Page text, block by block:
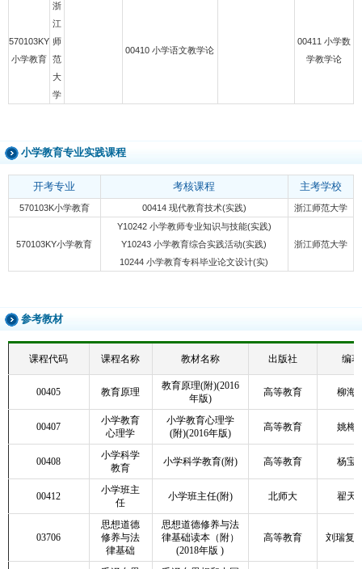
570103KY
小学教育
浙
江
师
范
大
学
00410 小学语文教学论
00411 小学数
学教学论
小学教育专业实践课程
开考专业 考核课程 主考学校
570103K小学教育 00414 现代教育技术(实践) 浙江师范大学
570103KY小学教育
Y10242 小学教师专业知识与技能(实践)
Y10243 小学教育综合实践活动(实践)
10244 小学教育专科毕业论文设计(实)
浙江师范大学
参考教材
课程代码 课程名称 教材名称 出版社 编著
00405 教育原理
教育原理(附)(2016
年版)
高等教育 柳海
00407
小学教育
心理学
小学教育心理学
(附)(2016年版)
高等教育 姚梅
00408
小学科学
教育
小学科学教育(附) 高等教育 杨宝
00412
小学班主
任
小学班主任(附) 北师大 翟天
03706
思想道德
修养与法
律基础
思想道德修养与法
律基础读本（附）
(2018年版 )
高等教育 刘瑞复